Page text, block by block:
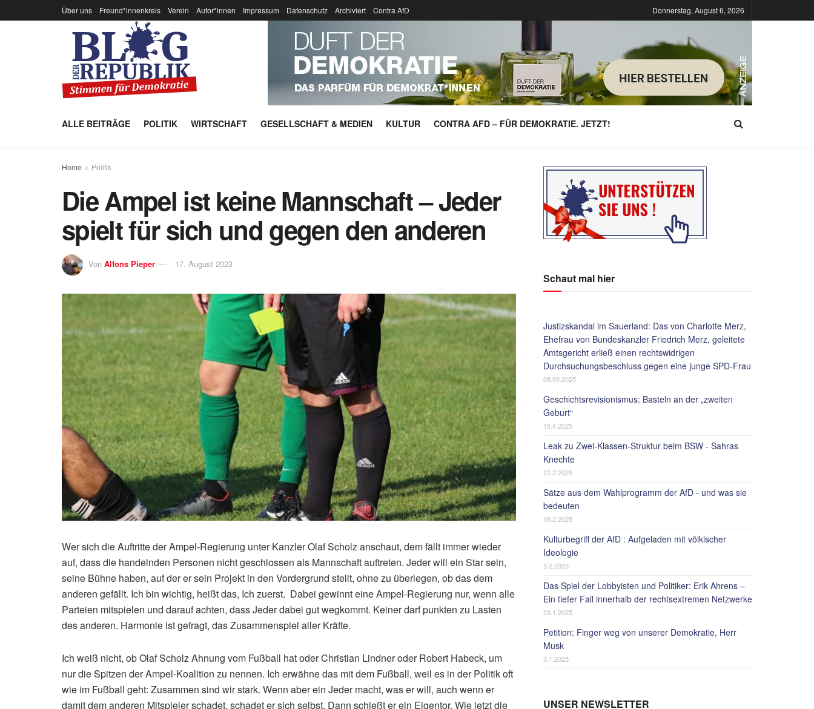
Über uns Freund*innenkreis Verein Autor*innen Impressum Datenschutz Archiviert Contra AfD Donnerstag, August 6, 2026
ALLE BEITRÄGE POLITIK WIRTSCHAFT GESELLSCHAFT & MEDIEN KULTUR CONTRA AFD – FÜR DEMOKRATIE. JETZT!
Home Politik
Die Ampel ist keine Mannschaft – Jeder
spielt für sich und gegen den anderen
Von Alfons Pieper 17. August 2023
Wer sich die Auftritte der Ampel-Regierung unter Kanzler Olaf Scholz anschaut, dem fällt immer wieder
auf, dass die handelnden Personen nicht geschlossen als Mannschaft auftreten. Jeder will ein Star sein,
seine Bühne haben, auf der er sein Projekt in den Vordergrund stellt, ohne zu überlegen, ob das dem
anderen gefällt. Ich bin wichtig, heißt das, Ich zuerst. Dabei gewinnt eine Ampel-Regierung nur, wenn alle
Parteien mitspielen und darauf achten, dass Jeder dabei gut wegkommt. Keiner darf punkten zu Lasten
des anderen. Harmonie ist gefragt, das Zusammenspiel aller Kräfte.
Ich weiß nicht, ob Olaf Scholz Ahnung vom Fußball hat oder Christian Lindner oder Robert Habeck, um
nur die Spitzen der Ampel-Koalition zu nennen. Ich erwähne das mit dem Fußball, weil es in der Politik oft
wie im Fußball geht: Zusammen sind wir stark. Wenn aber ein Jeder macht, was er will, auch wenn er
damit dem anderen Mitspieler schadet, schadet er sich selbst. Dann schießt er ein Eigentor. Wie jetzt die
Schaut mal hier
Justizskandal im Sauerland: Das von Charlotte Merz,
Ehefrau von Bundeskanzler Friedrich Merz, geleitete
Amtsgericht erließ einen rechtswidrigen
Durchsuchungsbeschluss gegen eine junge SPD-Frau
08.09.2025
Geschichtsrevisionismus: Basteln an der „zweiten
Geburt“
15.4.2025
Leak zu Zwei-Klassen-Struktur beim BSW - Sahras
Knechte
22.2.2025
Sätze aus dem Wahlprogramm der AfD - und was sie
bedeuten
18.2.2025
Kulturbegriff der AfD : Aufgeladen mit völkischer
Ideologie
5.2.2025
Das Spiel der Lobbyisten und Politiker: Erik Ahrens –
Ein tiefer Fall innerhalb der rechtsextremen Netzwerke
23.1.2025
Petition: Finger weg von unserer Demokratie, Herr
Musk
3.1.2025
UNSER NEWSLETTER